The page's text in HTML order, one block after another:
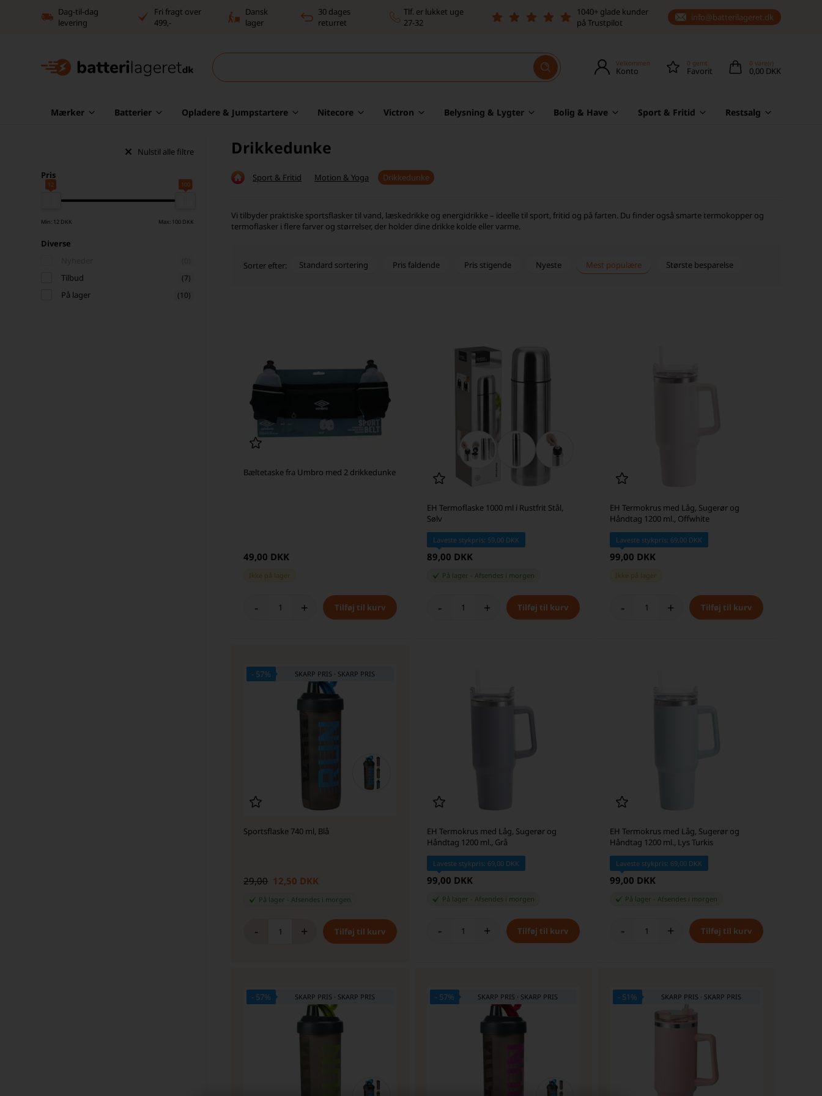
Dag-til-dag
levering
Fri fragt over
499,-
Dansk
lager
30 dages
returret
Tlf. er lukket uge
27-32
1040+ glade kunder
på Trustpilot
info@batterilageret.dk
Velkommen
Konto
0 gemt
Favorit
0 vare(r)
0,00 DKK
Mærker Batterier Opladere & Jumpstartere Nitecore Victron Belysning & Lygter Bolig & Have Sport & Fritid Restsalg
Nulstil alle filtre
Pris
12 100
Min: 12 DKK Max: 100 DKK
Diverse
Tilbud (7)
På lager (10)
Drikkedunke
Sport & Fritid Motion & Yoga Drikkedunke
Vi tilbyder praktiske sportsflasker til vand, læskedrikke og energidrikke – ideelle til sport, fritid og på farten. Du finder også smarte termokopper og
termoflasker i flere farver og størrelser, der holder dine drikke kolde eller varme.
Sorter efter: Standard sortering Pris faldende Pris stigende Nyeste Mest populære Største besparelse
Bæltetaske fra Umbro med 2 drikkedunke
49,00 DKK
Ikke på lager
- +
EH Termoflaske 1000 ml i Rustfrit Stål,
Sølv
Laveste stykpris: 59,00 DKK
89,00 DKK
På lager Afsendes i morgen
- +
EH Termokrus med Låg, Sugerør og
Håndtag 1200 ml., Offwhite
Laveste stykpris: 69,00 DKK
99,00 DKK
Ikke på lager
- +
- 57% SKARP PRIS · SKARP PRIS
Sportsflaske 740 ml, Blå
29,00 12,50 DKK
På lager Afsendes i morgen
- +
EH Termokrus med Låg, Sugerør og
Håndtag 1200 ml., Grå
Laveste stykpris: 69,00 DKK
99,00 DKK
På lager Afsendes i morgen
- +
EH Termokrus med Låg, Sugerør og
Håndtag 1200 ml., Lys Turkis
Laveste stykpris: 69,00 DKK
99,00 DKK
På lager Afsendes i morgen
- +
- 57% SKARP PRIS · SKARP PRIS - 57% SKARP PRIS · SKARP PRIS - 51% SKARP PRIS · SKARP PRIS